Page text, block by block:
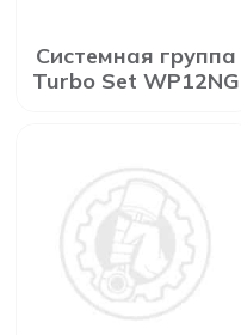
Системная группа
Turbo Set WP12NG